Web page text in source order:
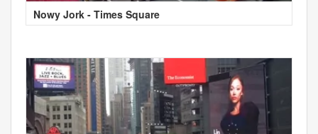
Nowy Jork - Times Square